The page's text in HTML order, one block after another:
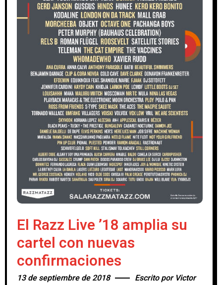
El Razz Live ’18 amplia su
cartel con nuevas
confirmaciones
13 de septiembre de 2018 Escrito por Victor